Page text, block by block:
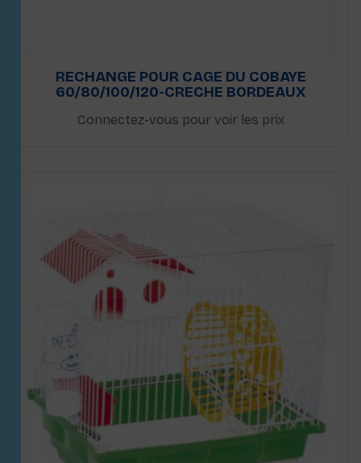
RECHANGE POUR CAGE DU COBAYE
60/80/100/120-CRECHE BORDEAUX
Connectez-vous pour voir les prix